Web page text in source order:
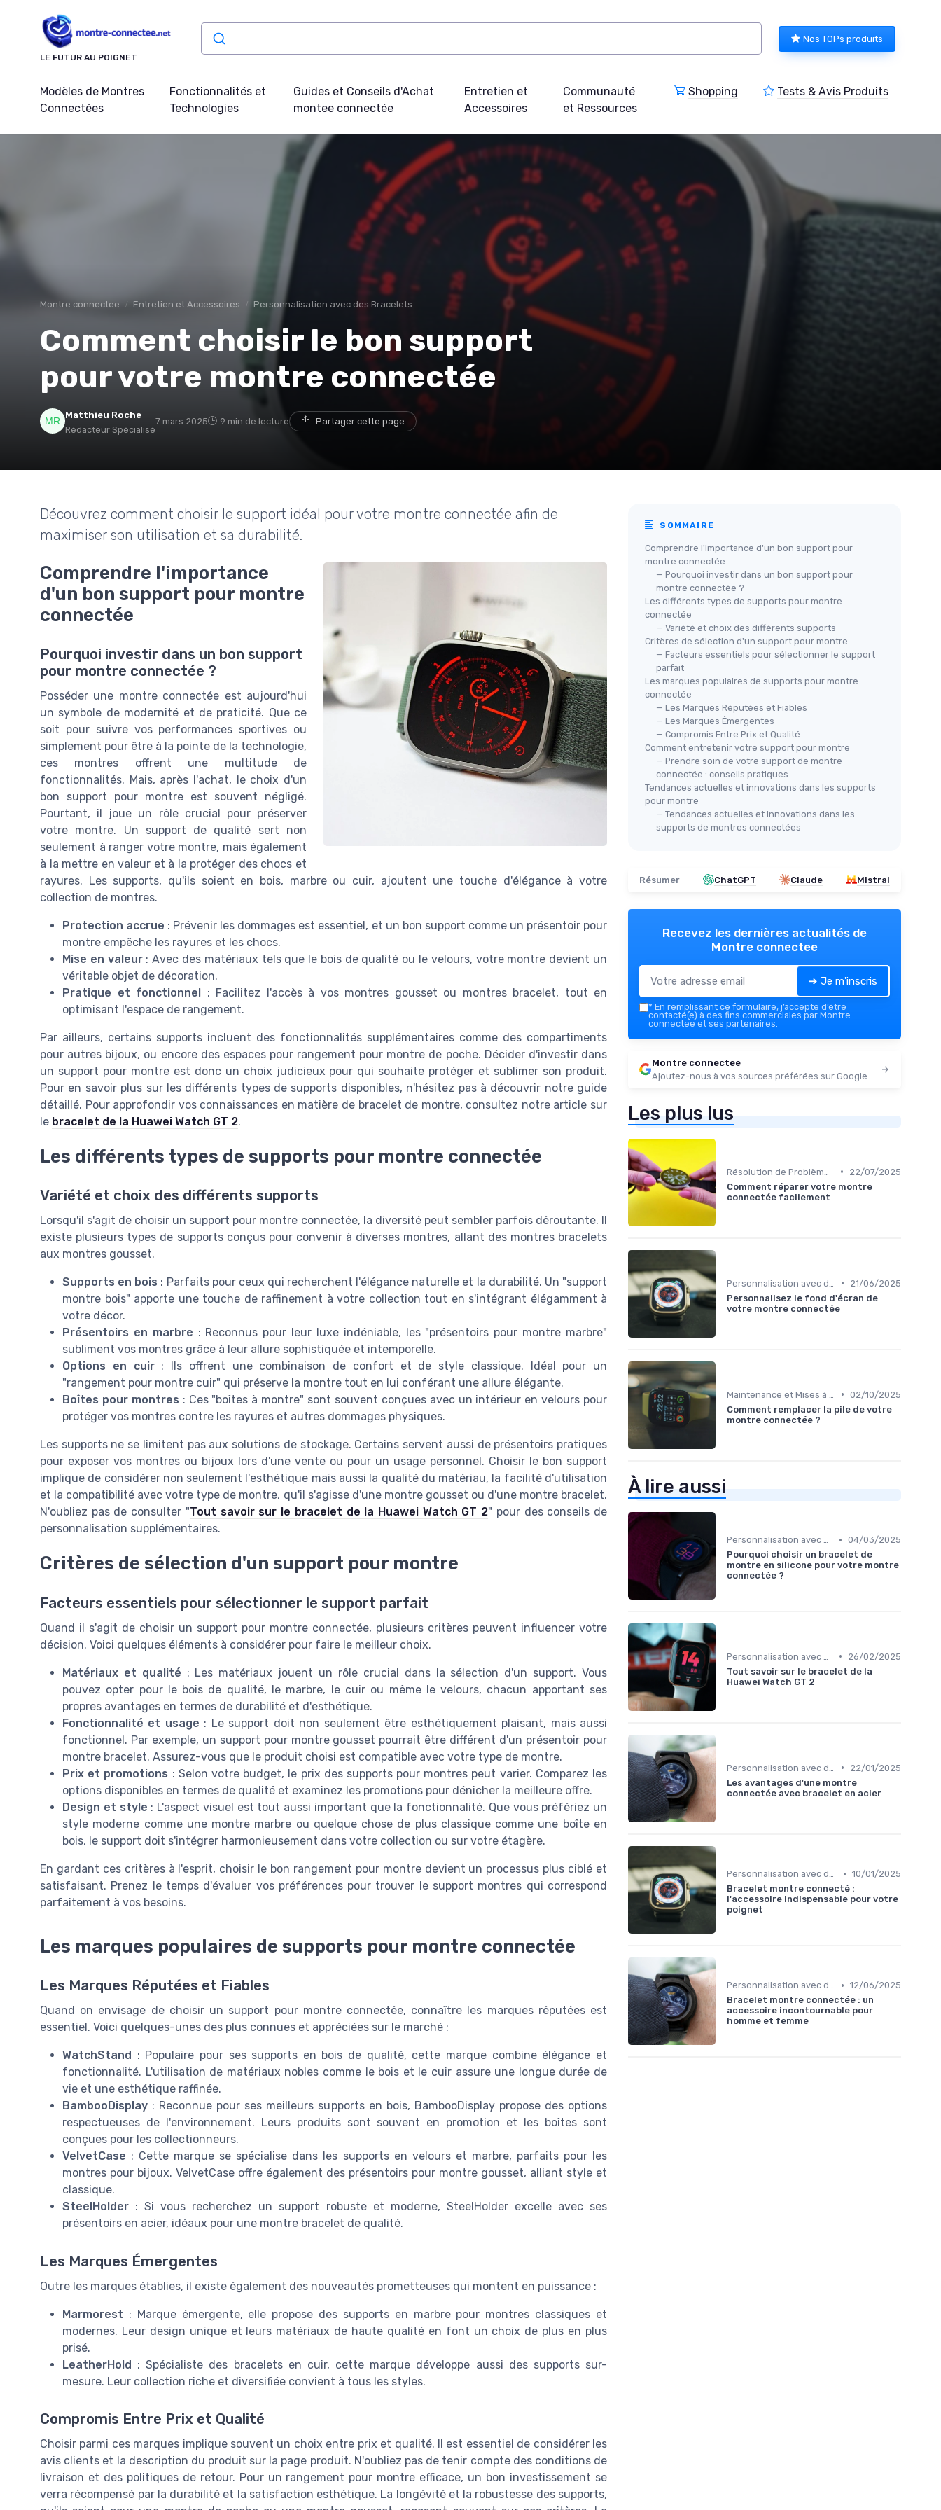
LE FUTUR AU POIGNET
Nos TOPs produits
Modèles de Montres
Connectées
Fonctionnalités et
Technologies
Guides et Conseils d'Achat
montee connectée
Entretien et
Accessoires
Communauté
et Ressources
Shopping Tests & Avis Produits
Montre connectee Entretien et Accessoires Personnalisation avec des Bracelets
Comment choisir le bon support
pour votre montre connectée
Matthieu Roche
Rédacteur Spécialisé
7 mars 2025 9 min de lecture Partager cette page
Découvrez comment choisir le support idéal pour votre montre connectée afin de
maximiser son utilisation et sa durabilité.
Comprendre l'importance
d'un bon support pour montre
connectée
Pourquoi investir dans un bon support
pour montre connectée ?
Posséder une montre connectée est aujourd'hui
un symbole de modernité et de praticité. Que ce
soit pour suivre vos performances sportives ou
simplement pour être à la pointe de la technologie,
ces montres offrent une multitude de
fonctionnalités. Mais, après l'achat, le choix d'un
bon support pour montre est souvent négligé.
Pourtant, il joue un rôle crucial pour préserver
votre montre. Un support de qualité sert non
seulement à ranger votre montre, mais également
à la mettre en valeur et à la protéger des chocs et
rayures. Les supports, qu'ils soient en bois, marbre ou cuir, ajoutent une touche d'élégance à votre
collection de montres.
Protection accrue : Prévenir les dommages est essentiel, et un bon support comme un présentoir pour
montre empêche les rayures et les chocs.
Mise en valeur: Avec des matériaux tels que le bois de qualité ou le velours, votre montre devient un
véritable objet de décoration.
Pratique et fonctionnel : Facilitez l'accès à vos montres gousset ou montres bracelet, tout en
optimisant l'espace de rangement.
Par ailleurs, certains supports incluent des fonctionnalités supplémentaires comme des compartiments
pour autres bijoux, ou encore des espaces pour rangement pour montre de poche. Décider d'investir dans
un support pour montre est donc un choix judicieux pour qui souhaite protéger et sublimer son produit.
Pour en savoir plus sur les différents types de supports disponibles, n'hésitez pas à découvrir notre guide
détaillé. Pour approfondir vos connaissances en matière de bracelet de montre, consultez notre article sur
le bracelet de la Huawei Watch GT 2.
Les différents types de supports pour montre connectée
Variété et choix des différents supports
Lorsqu'il s'agit de choisir un support pour montre connectée, la diversité peut sembler parfois déroutante. Il
existe plusieurs types de supports conçus pour convenir à diverses montres, allant des montres bracelets
aux montres gousset.
Supports en bois : Parfaits pour ceux qui recherchent l'élégance naturelle et la durabilité. Un "support
montre bois" apporte une touche de raffinement à votre collection tout en s'intégrant élégamment à
votre décor.
Présentoirs en marbre : Reconnus pour leur luxe indéniable, les "présentoirs pour montre marbre"
subliment vos montres grâce à leur allure sophistiquée et intemporelle.
Options en cuir: Ils offrent une combinaison de confort et de style classique. Idéal pour un
"rangement pour montre cuir" qui préserve la montre tout en lui conférant une allure élégante.
Boîtes pour montres : Ces "boîtes à montre" sont souvent conçues avec un intérieur en velours pour
protéger vos montres contre les rayures et autres dommages physiques.
Les supports ne se limitent pas aux solutions de stockage. Certains servent aussi de présentoirs pratiques
pour exposer vos montres ou bijoux lors d'une vente ou pour un usage personnel. Choisir le bon support
implique de considérer non seulement l'esthétique mais aussi la qualité du matériau, la facilité d'utilisation
et la compatibilité avec votre type de montre, qu'il s'agisse d'une montre gousset ou d'une montre bracelet.
N'oubliez pas de consulter "Tout savoir sur le bracelet de la Huawei Watch GT 2" pour des conseils de
personnalisation supplémentaires.
Critères de sélection d'un support pour montre
Facteurs essentiels pour sélectionner le support parfait
Quand il s'agit de choisir un support pour montre connectée, plusieurs critères peuvent influencer votre
décision. Voici quelques éléments à considérer pour faire le meilleur choix.
Matériaux et qualité : Les matériaux jouent un rôle crucial dans la sélection d'un support. Vous
pouvez opter pour le bois de qualité, le marbre, le cuir ou même le velours, chacun apportant ses
propres avantages en termes de durabilité et d'esthétique.
Fonctionnalité et usage : Le support doit non seulement être esthétiquement plaisant, mais aussi
fonctionnel. Par exemple, un support pour montre gousset pourrait être différent d'un présentoir pour
montre bracelet. Assurez-vous que le produit choisi est compatible avec votre type de montre.
Prix et promotions : Selon votre budget, le prix des supports pour montres peut varier. Comparez les
options disponibles en termes de qualité et examinez les promotions pour dénicher la meilleure offre.
Design et style : L'aspect visuel est tout aussi important que la fonctionnalité. Que vous préfériez un
style moderne comme une montre marbre ou quelque chose de plus classique comme une boîte en
bois, le support doit s'intégrer harmonieusement dans votre collection ou sur votre étagère.
En gardant ces critères à l'esprit, choisir le bon rangement pour montre devient un processus plus ciblé et
satisfaisant. Prenez le temps d'évaluer vos préférences pour trouver le support montres qui correspond
parfaitement à vos besoins.
Les marques populaires de supports pour montre connectée
Les Marques Réputées et Fiables
Quand on envisage de choisir un support pour montre connectée, connaître les marques réputées est
essentiel. Voici quelques-unes des plus connues et appréciées sur le marché :
WatchStand
: Populaire pour ses supports en bois de qualité, cette marque combine élégance et
fonctionnalité. L'utilisation de matériaux nobles comme le bois et le cuir assure une longue durée de
vie et une esthétique raffinée.
BambooDisplay : Reconnue pour ses meilleurs supports en bois, BambooDisplay propose des options
respectueuses de l'environnement. Leurs produits sont souvent en promotion et les boîtes sont
conçues pour les collectionneurs.
VelvetCase : Cette marque se spécialise dans les supports en velours et marbre, parfaits pour les
montres pour bijoux. VelvetCase offre également des présentoirs pour montre gousset, alliant style et
classique.
SteelHolder : Si vous recherchez un support robuste et moderne, SteelHolder excelle avec ses
présentoirs en acier, idéaux pour une montre bracelet de qualité.
Les Marques Émergentes
Outre les marques établies, il existe également des nouveautés prometteuses qui montent en puissance :
Marmorest : Marque émergente, elle propose des supports en marbre pour montres classiques et
modernes. Leur design unique et leurs matériaux de haute qualité en font un choix de plus en plus
prisé.
LeatherHold : Spécialiste des bracelets en cuir, cette marque développe aussi des supports sur-
mesure. Leur collection riche et diversifiée convient à tous les styles.
Compromis Entre Prix et Qualité
Choisir parmi ces marques implique souvent un choix entre prix et qualité. Il est essentiel de considérer les
avis clients et la description du produit sur la page produit. N'oubliez pas de tenir compte des conditions de
livraison et des politiques de retour. Pour un rangement pour montre efficace, un bon investissement se
verra récompensé par la durabilité et la satisfaction esthétique. La longévité et la robustesse des supports,
SOMMAIRE
Comprendre l'importance d'un bon support pour
montre connectée
— Pourquoi investir dans un bon support pour
montre connectée ?
Les différents types de supports pour montre
connectée
— Variété et choix des différents supports
Critères de sélection d'un support pour montre
— Facteurs essentiels pour sélectionner le support
parfait
Les marques populaires de supports pour montre
connectée
— Les Marques Réputées et Fiables
— Les Marques Émergentes
— Compromis Entre Prix et Qualité
Comment entretenir votre support pour montre
— Prendre soin de votre support de montre
connectée : conseils pratiques
Tendances actuelles et innovations dans les supports
pour montre
— Tendances actuelles et innovations dans les
supports de montres connectées
Résumer ChatGPT Claude Mistral
Recevez les dernières actualités de
Montre connectee
➔ Je m'inscris
* En remplissant ce formulaire, j’accepte d’être
contacté(e) à des fins commerciales par Montre
connectee et ses partenaires.
Montre connectee
Ajoutez-nous à vos sources préférées sur Google
Les plus lus
•
22/07/2025
Comment réparer votre montre
connectée facilement
•
21/06/2025
Personnalisez le fond d'écran de
votre montre connectée
• 02/10/2025
Comment remplacer la pile de votre
montre connectée ?
À lire aussi
Personnalisation avec des Bracelets • 04/03/2025
Pourquoi choisir un bracelet de
montre en silicone pour votre montre
connectée ?
•
26/02/2025
Tout savoir sur le bracelet de la
Huawei Watch GT 2
•
22/01/2025
Les avantages d'une montre
connectée avec bracelet en acier
Personnalisation avec des Bracelets • 10/01/2025
Bracelet montre connecté :
l'accessoire indispensable pour votre
poignet
Personnalisation avec des Bracelets • 12/06/2025
Bracelet montre connectée : un
accessoire incontournable pour
homme et femme